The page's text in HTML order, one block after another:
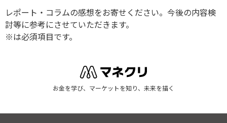
レポート・コラムの感想をお寄せください。今後の内容検
討等に参考にさせていただきます。
※は必須項目です。
お金を学び、マーケットを知り、未来を描く